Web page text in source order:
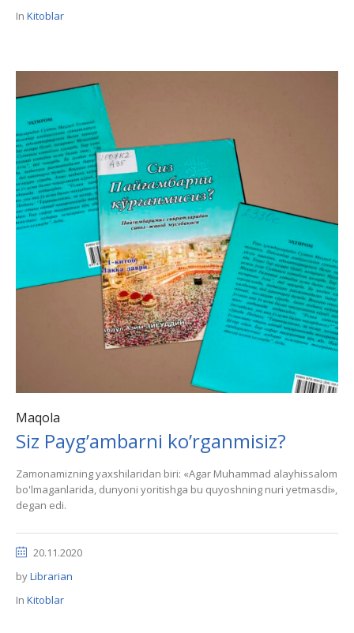
In Kitoblar
Maqola
Siz Payg’ambarni ko’rganmisiz?
Zamonamizning yaxshilaridan biri: «Аgar Muhammad alayhissalom
bo'lmaganlarida, dunyoni yoritishga bu quyoshning nuri yetmasdi»,
degan edi.
20.11.2020
byLibrarian
In Kitoblar